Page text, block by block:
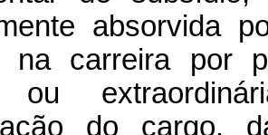
absorvida
na carreira por
ou
do cargo,